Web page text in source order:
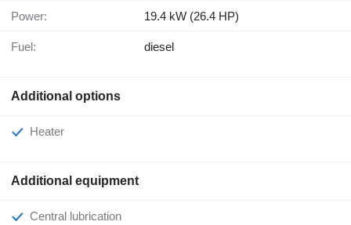
Power: 19.4 kW (26.4 HP)
Fuel: diesel
Additional options
Heater
Additional equipment
Central lubrication